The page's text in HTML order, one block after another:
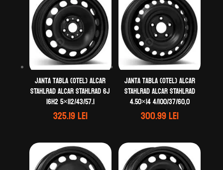
Janta tabla (otel) ALCAR
STAHLRAD ALCAR STAHLRAD 6J
16H2 5×112/43/57.1
325.19lei
Janta tabla (otel) ALCAR
STAHLRAD ALCAR STAHLRAD
4.50×14 4/100/37/60,0
300.99lei